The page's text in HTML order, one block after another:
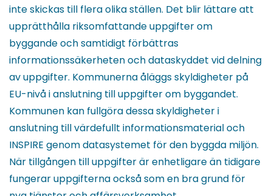
inte skickas till flera olika ställen. Det blir lättare att
upprätthålla riksomfattande uppgifter om
byggande och samtidigt förbättras
informationssäkerheten och dataskyddet vid delning
av uppgifter. Kommunerna åläggs skyldigheter på
EU-nivå i anslutning till uppgifter om byggandet.
Kommunen kan fullgöra dessa skyldigheter i
anslutning till värdefullt informationsmaterial och
INSPIRE genom datasystemet för den byggda miljön.
När tillgången till uppgifter är enhetligare än tidigare
fungerar uppgifterna också som en bra grund för